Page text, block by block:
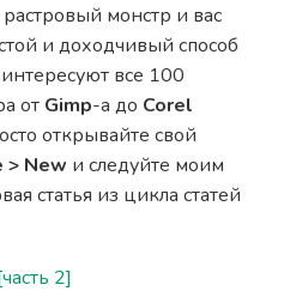
монстр и вас
и доходчивый способ
все 100
от Gimp-а до Corel
открывайте свой
> New и следуйте моим
статья из цикла статей
2]